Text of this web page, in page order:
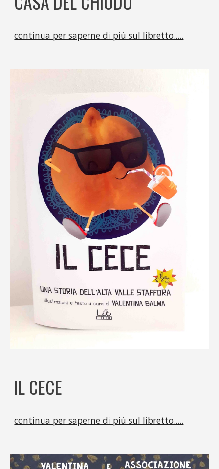
continua per saperne di più sul libretto.....
IL CECE
continua per saperne di più sul libretto.....